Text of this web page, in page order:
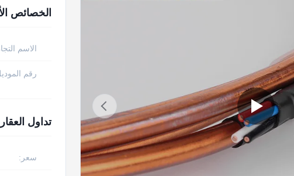
الخصائص
الاسم
رقم
تداول
سعر: